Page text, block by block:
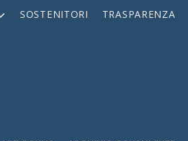
SOSTENITORI TRASPARENZA